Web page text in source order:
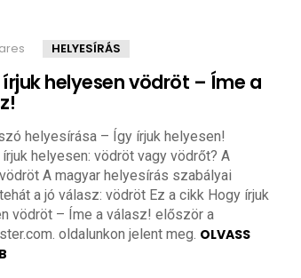
HELYESÍRÁS
helyesen vödröt – Íme a
helyesírása – Így írjuk helyesen!
írjuk helyesen: vödröt vagy vödrőt? A
A magyar helyesírás szabályai
a jó válasz: vödröt Ez a cikk Hogy írjuk
vödröt – Íme a válasz! először a
oldalunkon jelent meg. OLVASS